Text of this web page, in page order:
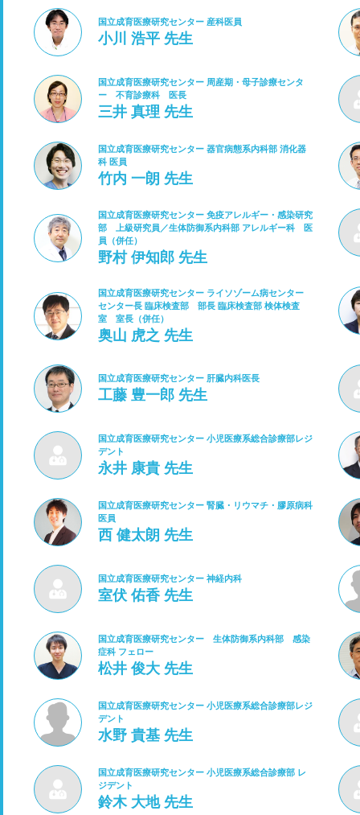
国立成育医療研究センター 産科医員
小川 浩平 先生
国立成育医療研究センター 周産期・母子診療センタ
ー 不育診療科 医長
三井 真理 先生
国立成育医療研究センター 器官病態系内科部 消化器
科 医員
竹内 一朗 先生
国立成育医療研究センター 免疫アレルギー・感染研究
部 上級研究員／生体防御系内科部 アレルギー科 医
員（併任）
野村 伊知郎 先生
国立成育医療研究センター ライソゾーム病センター
センター長 臨床検査部 部長 臨床検査部 検体検査
室 室長（併任）
奥山 虎之 先生
国立成育医療研究センター 肝臓内科医長
工藤 豊一郎 先生
国立成育医療研究センター 小児医療系総合診療部レジ
デント
永井 康貴 先生
国立成育医療研究センター 腎臓・リウマチ・膠原病科
医員
西 健太朗 先生
国立成育医療研究センター 神経内科
室伏 佑香 先生
国立成育医療研究センター 生体防御系内科部 感染
症科 フェロー
松井 俊大 先生
国立成育医療研究センター 小児医療系総合診療部レジ
デント
水野 貴基 先生
国立成育医療研究センター 小児医療系総合診療部 レ
ジデント
鈴木 大地 先生